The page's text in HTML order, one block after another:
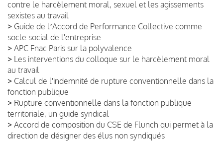
contre le harcèlement moral, sexuel et les agissements
sexistes au travail
> Guide de lʼAccord de Performance Collective comme
socle social de l'entreprise
> APC Fnac Paris sur la polyvalence
> Les interventions du colloque sur le harcèlement moral
au travail
> Calcul de l'indemnité de rupture conventionnelle dans la
fonction publique
> Rupture conventionnelle dans la fonction publique
territoriale, un guide syndical
> Accord de composition du CSE de Flunch qui permet à la
direction de désigner des élus non syndiqués